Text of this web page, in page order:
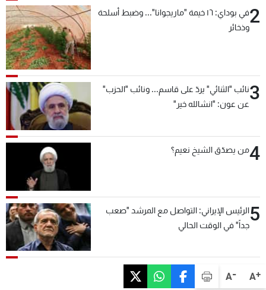
A+
A-
2
في بوداي: ١٦ خيمة "ماريجوانا"... وضبط أسلحة
وذخائر
3نائب "الثنائي" يردّ على قاسم... ونائب "الحزب"
عن عون: "انشالله خير"
4من يصدّق الشيخ نعيم؟
5الرئيس الإيراني: التواصل مع المرشد "صعب
جداً" في الوقت الحالي